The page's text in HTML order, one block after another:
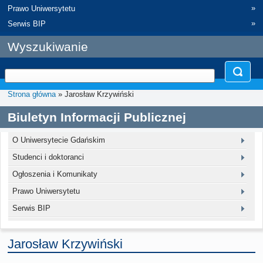
Prawo Uniwersytetu
»
Serwis BIP
»
Wyszukiwanie
Strona główna» Jarosław Krzywiński
Biuletyn Informacji Publicznej
O Uniwersytecie Gdańskim
Studenci i doktoranci
Ogłoszenia i Komunikaty
Prawo Uniwersytetu
Serwis BIP
Jarosław Krzywiński